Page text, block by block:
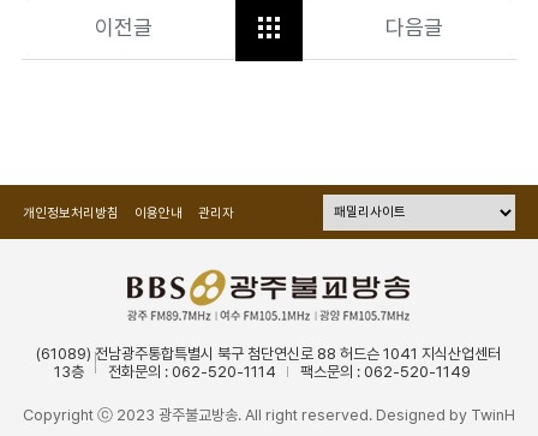
이전글 다음글
개인정보처리방침 이용안내 관리자
(61089) 전남광주통합특별시 북구 첨단연신로 88 허드슨 1041 지식산업센터
13층
전화문의 : 062-520-1114 팩스문의 : 062-520-1149
Copyright ⓒ 2023 광주불교방송. All right reserved. Designed by TwinH